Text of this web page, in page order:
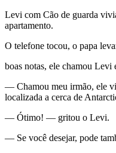
Levi com Cão de guarda
apartamento.
O telefone tocou, o papa
boas notas, ele chamou Levi
— Chamou meu irmão, ele
localizada a cerca de
— Ótimo! — gritou o Levi.
— Se você desejar, pode